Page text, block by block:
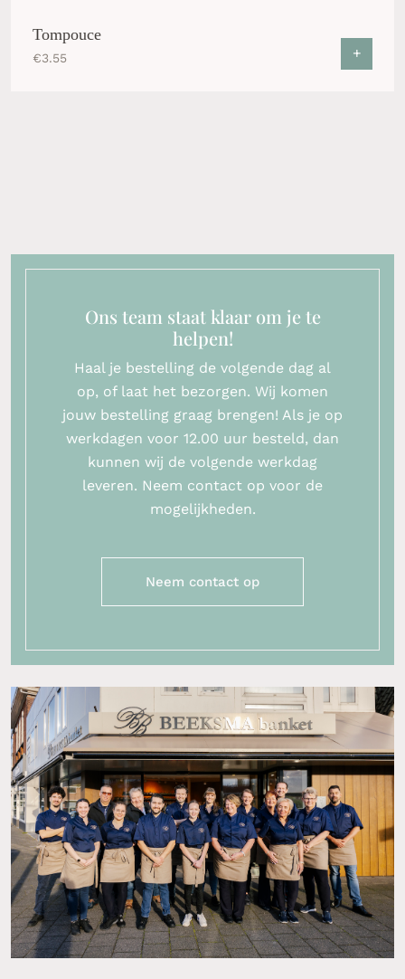
Tompouce
€3.55 +
Ons team staat klaar om je te
helpen!
Haal je bestelling de volgende dag al
op, of laat het bezorgen. Wij komen
jouw bestelling graag brengen! Als je op
werkdagen voor 12.00 uur besteld, dan
kunnen wij de volgende werkdag
leveren. Neem contact op voor de
mogelijkheden.
Neem contact op